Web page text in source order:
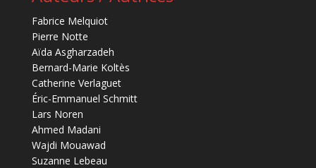
Fabrice Melquiot
Pierre Notte
Aïda Asgharzadeh
Bernard-Marie Koltès
Catherine Verlaguet
Éric-Emmanuel Schmitt
Lars Noren
Ahmed Madani
Wajdi Mouawad
Suzanne Lebeau